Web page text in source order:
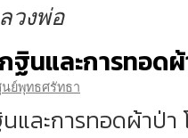
วงพ่อ
นและการทอด
ย์พุทธศรัทธา
และการทอดผ้าป่า